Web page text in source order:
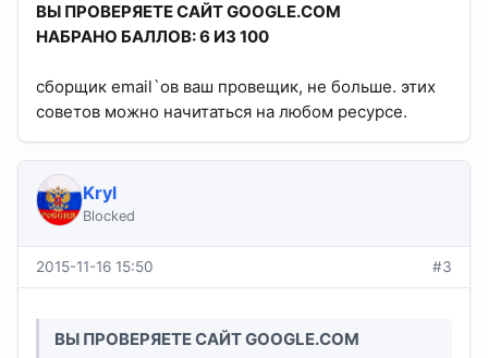
ВЫ ПРОВЕРЯЕТЕ САЙТ GOOGLE.COM
НАБРАНО БАЛЛОВ: 6 ИЗ 100
сборщик email`ов ваш провещик, не больше. этих
советов можно начитаться на любом ресурсе.
Kryl
Blocked
2015-11-16 15:50 #3
ВЫ ПРОВЕРЯЕТЕ САЙТ GOOGLE.COM